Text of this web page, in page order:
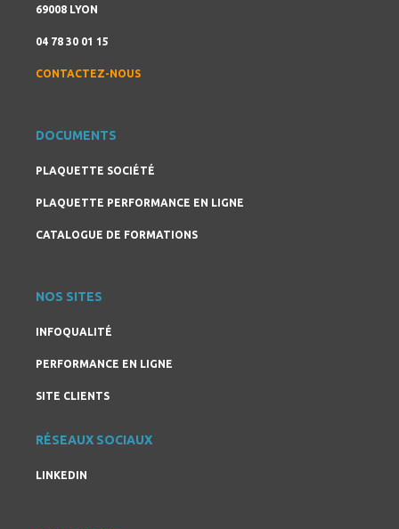
69008 LYON
04 78 30 01 15
CONTACTEZ-NOUS
DOCUMENTS
PLAQUETTE SOCIÉTÉ
PLAQUETTE PERFORMANCE EN LIGNE
CATALOGUE DE FORMATIONS
NOS SITES
INFOQUALITÉ
PERFORMANCE EN LIGNE
SITE CLIENTS
RÉSEAUX SOCIAUX
LINKEDIN